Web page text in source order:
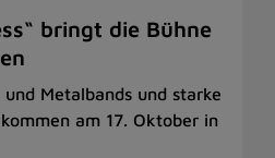
bringt die Bühne
Metalbands und starke
am 17. Oktober in